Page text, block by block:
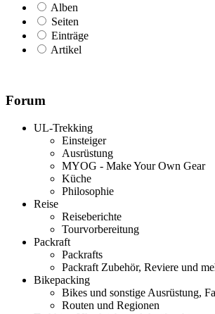
Alben
Seiten
Einträge
Artikel
Forum
UL-Trekking
Einsteiger
Ausrüstung
MYOG - Make Your Own Gear
Küche
Philosophie
Reise
Reiseberichte
Tourvorbereitung
Packraft
Packrafts
Packraft Zubehör, Reviere und
Bikepacking
Bikes und sonstige Ausrüstung,
Routen und Regionen